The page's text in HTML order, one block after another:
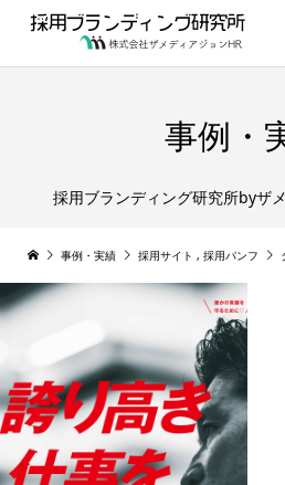
事例・
採用ブランディング研究所byザ
事例・実績 採用サイト , 採用パンフ